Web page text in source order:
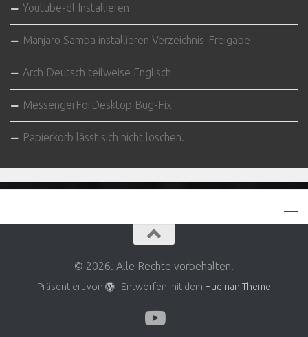
Youtube-dl Installieren
Manjaro Samba installieren Verzeichnis-Freigabe
Arch Deutsch teilweise Englisch
MessengerForDesktop Bug-Fix
Papierkorb lässt sich nicht löschen.
© 2026. Alle Rechte vorbehalten.
Präsentiert von - Entworfen mit dem Hueman-Theme